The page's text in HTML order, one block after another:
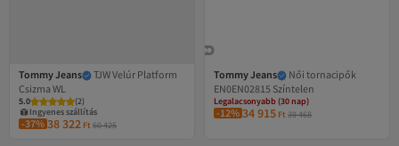
Tommy Jeans
TJW Velúr Platform
Csizma WL
5.0 (2)
Ingyenes szállítás
-37% 38 322 Ft60 425
Tommy Jeans
Női tornacipők
EN0EN02815 Színtelen
Legalacsonyabb (30 nap)
Ingyenes szállítás
Legalacsonyabb (30 nap)
-12% 34 915 Ft39 468